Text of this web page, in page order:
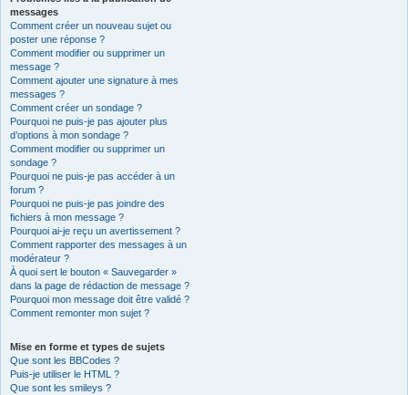
messages
Comment créer un nouveau sujet ou
poster une réponse ?
Comment modifier ou supprimer un
message ?
Comment ajouter une signature à mes
messages ?
Comment créer un sondage ?
Pourquoi ne puis-je pas ajouter plus
d’options à mon sondage ?
Comment modifier ou supprimer un
sondage ?
Pourquoi ne puis-je pas accéder à un
forum ?
Pourquoi ne puis-je pas joindre des
fichiers à mon message ?
Pourquoi ai-je reçu un avertissement ?
Comment rapporter des messages à un
modérateur ?
À quoi sert le bouton « Sauvegarder »
dans la page de rédaction de message ?
Pourquoi mon message doit être validé ?
Comment remonter mon sujet ?
Mise en forme et types de sujets
Que sont les BBCodes ?
Puis-je utiliser le HTML ?
Que sont les smileys ?